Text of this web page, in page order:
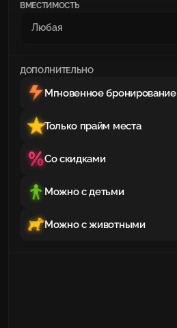
ВМЕСТИМОСТЬ
ДОПОЛНИТЕЛЬНО
Мгновенное бронирование
Только прайм места
Со скидками
Можно с детьми
Можно с животными